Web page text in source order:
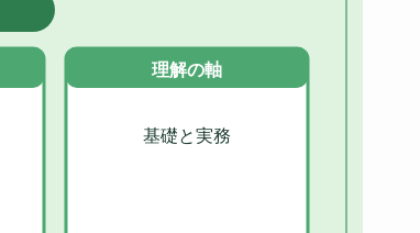
理解の軸
基礎と実務